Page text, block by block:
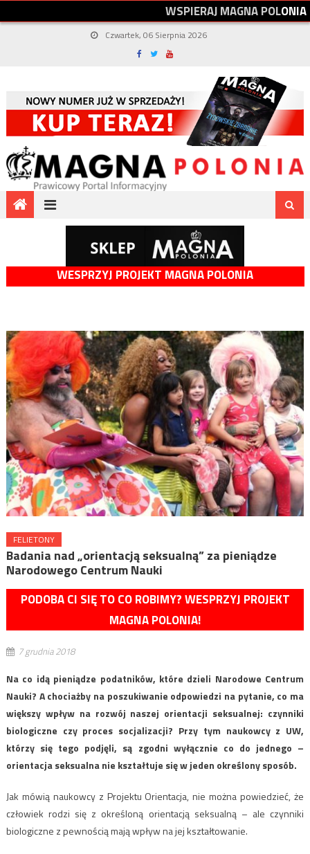
WSPIERAJMAGNAPOLONIA
Czwartek, 06 Sierpnia 2026
WESPRZYJ PROJEKT MAGNA POLONIA
FELIETONY
Badania nad „orientacją seksualną” za pieniądze
Narodowego Centrum Nauki
PODOBA CI SIĘ TO CO ROBIMY? WESPRZYJ PROJEKT
MAGNA POLONIA!
7 grudnia 2018
Na co idą pieniądze podatników, które dzieli Narodowe Centrum
Nauki? A chociażby na poszukiwanie odpowiedzi na pytanie, co ma
większy wpływ na rozwój naszej orientacji seksualnej: czynniki
biologiczne czy proces socjalizacji? Przy tym naukowcy z UW,
którzy się tego podjęli, są zgodni wyłącznie co do jednego –
orientacja seksualna nie kształtuje się w jeden określony sposób.
Jak mówią naukowcy z Projektu Orientacja, nie można powiedzieć, że
człowiek rodzi się z określoną orientacją seksualną – ale czynniki
biologiczne z pewnością mają wpływ na jej kształtowanie.